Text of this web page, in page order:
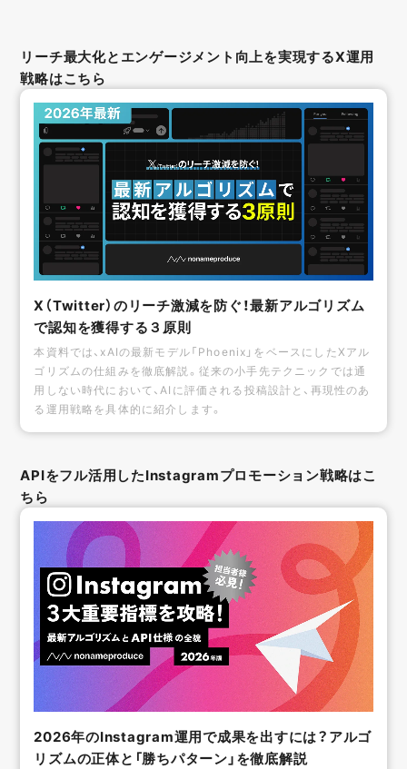
リーチ最大化とエンゲージメント向上を実現するX運用
戦略はこちら
X（Twitter）のリーチ激減を防ぐ！最新アルゴリズム
で認知を獲得する３原則
本資料では、xAIの最新モデル「Phoenix」をベースにしたXアル
ゴリズムの仕組みを徹底解説。従来の小手先テクニックでは通
用しない時代において、AIに評価される投稿設計と、再現性のあ
る運用戦略を具体的に紹介します。
APIをフル活用したInstagramプロモーション戦略はこ
ちら
2026年のInstagram運用で成果を出すには？アルゴ
リズムの正体と「勝ちパターン」を徹底解説